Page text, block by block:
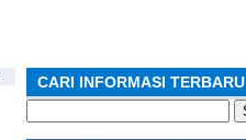
CARI INFORMASI TERBARU
for: